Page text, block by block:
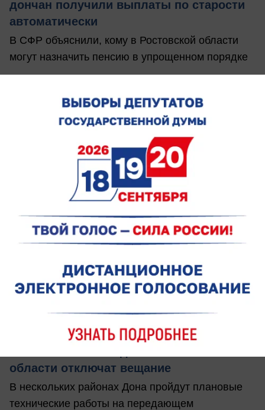
дончан получили выплаты по старости
автоматически
В СФР объяснили, кому в Ростовской области
могут назначить пенсию в упрощенном порядке
вчера в 18:00 0
Телевизоры и радио замолчат на
области отключат вещание
В нескольких районах Дона пройдут плановые
технические работы на передающем